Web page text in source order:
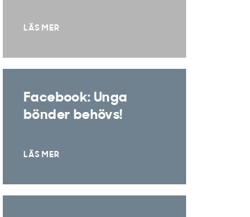
LÄS MER
Facebook: Unga
bönder behövs!
LÄS MER